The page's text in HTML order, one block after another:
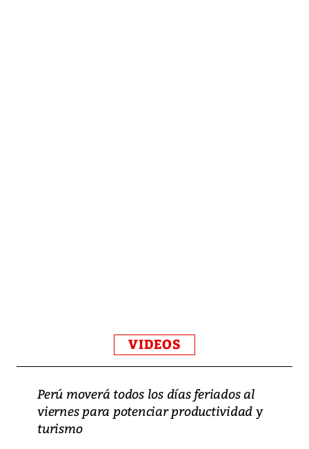
VIDEOS
Perú moverá todos los días feriados al
viernes para potenciar productividad y
turismo